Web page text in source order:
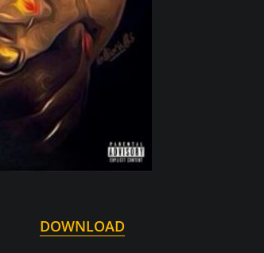
DOWNLOAD